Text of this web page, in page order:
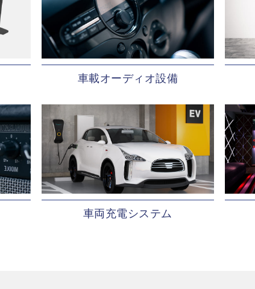
車載オーディオ設備
車両充電システム